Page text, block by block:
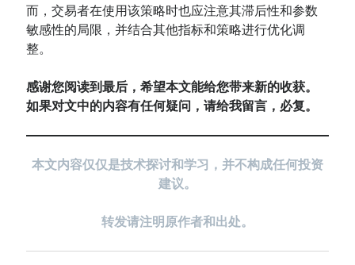
而，交易者在使用该策略时也应注意其滞后性和参数
敏感性的局限，并结合其他指标和策略进行优化调
整。
感谢您阅读到最后，希望本文能给您带来新的收获。
如果对文中的内容有任何疑问，请给我留言，必复。
本文内容仅仅是技术探讨和学习，并不构成任何投资
建议。
转发请注明原作者和出处。